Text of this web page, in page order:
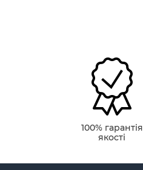
100% гарантія
якості